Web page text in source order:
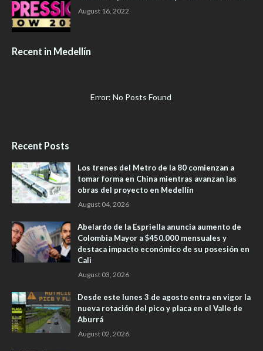
August 16, 2022
Recent in Medellín
Error: No Posts Found
Recent Posts
Los trenes del Metro de la 80 comienzan a
tomar forma en China mientras avanzan las
obras del proyecto en Medellín
August 04, 2026
Abelardo de la Espriella anuncia aumento de
Colombia Mayor a $450.000 mensuales y
destaca impacto económico de su posesión en
Cali
August 03, 2026
Desde este lunes 3 de agosto entra en vigor la
nueva rotación del pico y placa en el Valle de
Aburrá
August 02, 2026